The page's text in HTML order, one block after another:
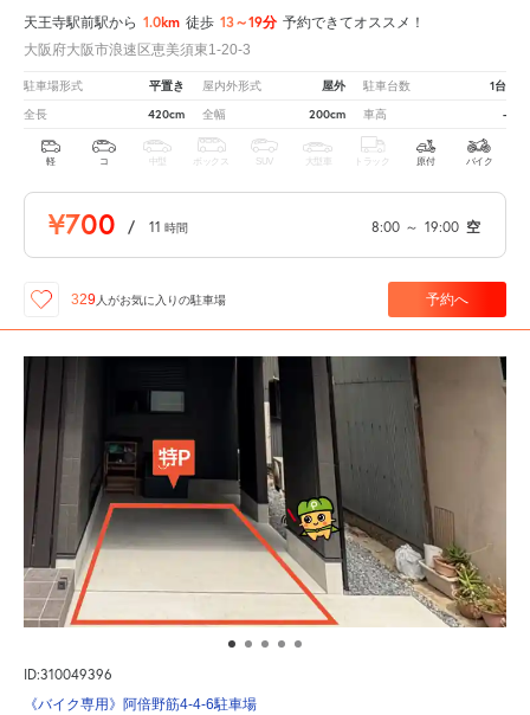
天王寺駅前駅から 1.0km 徒歩 13～19分 予約できてオススメ！
大阪府大阪市浪速区恵美須東1-20-3
駐車場形式 平置き 屋内外形式 屋外 駐車台数 1台
全長 420cm 全幅 200cm 車高 -
軽 コ 中型 ボックス SUV 大型車 トラック 原付 バイク
¥700 / 11 時間 8:00 ～ 19:00 空
329人がお気に入りの駐車場 予約へ
ID:310049396
《バイク専用》阿倍野筋4-4-6駐車場